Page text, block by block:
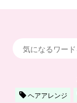
ヘアアレンジ